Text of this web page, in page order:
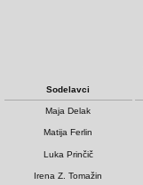
Sodelavci
Maja Delak
Matija Ferlin
Luka Prinčič
Irena Z. Tomažin